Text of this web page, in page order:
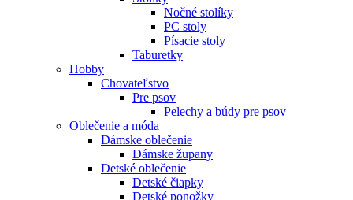
Nočné stolíky
PC stoly
Písacie stoly
Taburetky
Hobby
Chovateľstvo
Pre psov
Pelechy a búdy pre psov
Oblečenie a móda
Dámske oblečenie
Dámske župany
Detské oblečenie
Detské čiapky
Detské ponožky